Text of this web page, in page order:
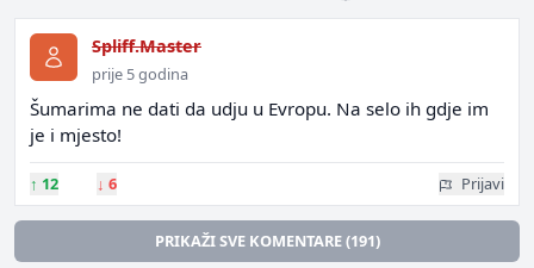
Spliff.Master
prije 5 godina
Šumarima ne dati da udju u Evropu. Na selo ih gdje im
je i mjesto!
↑ 12 ↓ 6 Prijavi
PRIKAŽI SVE KOMENTARE (191)